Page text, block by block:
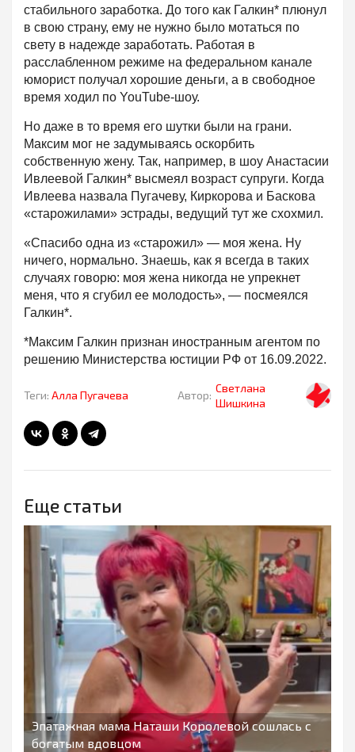
стабильного заработка. До того как Галкин* плюнул
в свою страну, ему не нужно было мотаться по
свету в надежде заработать. Работая в
расслабленном режиме на федеральном канале
юморист получал хорошие деньги, а в свободное
время ходил по YouTube-шоу.
Но даже в то время его шутки были на грани.
Максим мог не задумываясь оскорбить
собственную жену. Так, например, в шоу Анастасии
Ивлеевой Галкин* высмеял возраст супруги. Когда
Ивлеева назвала Пугачеву, Киркорова и Баскова
«старожилами» эстрады, ведущий тут же схохмил.
«Спасибо одна из «старожил» — моя жена. Ну
ничего, нормально. Знаешь, как я всегда в таких
случаях говорю: моя жена никогда не упрекнет
меня, что я сгубил ее молодость», — посмеялся
Галкин*.
*Максим Галкин признан иностранным агентом по
решению Министерства юстиции РФ от 16.09.2022.
Теги: Алла Пугачева Автор:
Светлана
Шишкина
Еще статьи
Эпатажная мама Наташи Королевой сошлась с
богатым вдовцом